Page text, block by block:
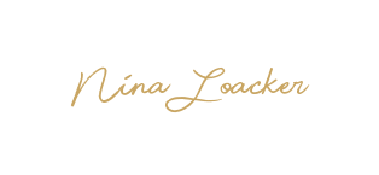
Nina Loacker